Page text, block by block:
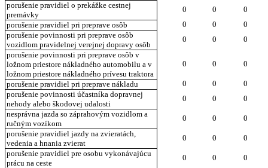
porušenie pravidiel o prekážke cestnej
premávky
0 0
0
porušenie pravidiel pri preprave osôb
0 0
0
porušenie povinnosti pri preprave osôb
vozidlom pravidelnej verejnej dopravy osôb
0 0
0
porušenie povinnosti pri preprave osôb v
ložnom priestore nákladného automobilu a v
ložnom priestore nákladného prívesu traktora
0 0 0
porušenie pravidiel pri preprave nákladu 0 0
0
porušenie povinnosti účastníka dopravnej
nehody alebo škodovej udalosti
0 0
0
nesprávna jazda so záprahovým vozidlom a
ručným vozíkom
0 0
0
porušenie pravidiel jazdy na zvieratách,
vedenia a hnania zvierat
0 0
0
porušenie pravidiel pre osobu vykonávajúcu
prácu na ceste
0 0
0